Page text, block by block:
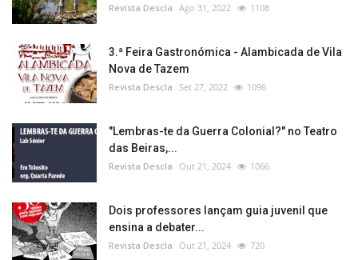
Revista Descla Ago 31, 2022 1108
3.ª Feira Gastronómica - Alambicada de Vila
Nova de Tazem
Revista Descla Set 27, 2022 1096
"Lembras-te da Guerra Colonial?" no Teatro
das Beiras,...
Revista Descla Out 21, 2024 1066
Dois professores lançam guia juvenil que
ensina a debater...
Revista Descla Out 21, 2024 720